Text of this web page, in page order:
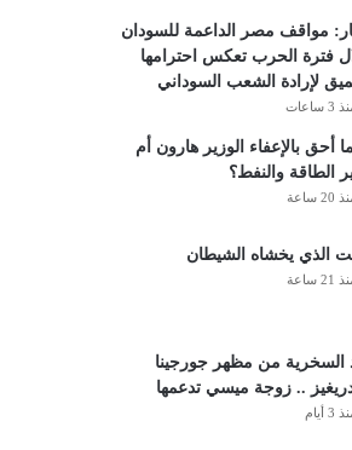
مواقف مصر الداعمة للسودان
فترة الحرب تعكس احترامها
لإرادة الشعب السوداني
3 ساعات
أحق بالإعفاء الوزير هارون أم
الطاقة والنفط؟
20 ساعة
الذي يخشاه الشيطان
21 ساعة
السخرية من مظهر جورجينا
.. زوجة ميسي تدعمها
3 أيام